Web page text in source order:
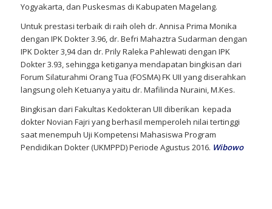
Yogyakarta, dan Puskesmas di Kabupaten Magelang.
Untuk prestasi terbaik di raih oleh dr. Annisa Prima Monika
dengan IPK Dokter 3.96, dr. Befri Mahaztra Sudarman dengan
IPK Dokter 3,94 dan dr. Prily Raleka Pahlewati dengan IPK
Dokter 3.93, sehingga ketiganya mendapatan bingkisan dari
Forum Silaturahmi Orang Tua (FOSMA) FK UII yang diserahkan
langsung oleh Ketuanya yaitu dr. Mafilinda Nuraini, M.Kes.
Bingkisan dari Fakultas Kedokteran UII diberikan kepada
dokter Novian Fajri yang berhasil memperoleh nilai tertinggi
saat menempuh Uji Kompetensi Mahasiswa Program
Pendidikan Dokter (UKMPPD) Periode Agustus 2016. Wibowo